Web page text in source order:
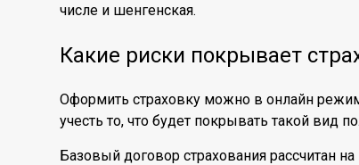
числе и шенгенская.
Какие риски покрывает
Оформить страховку можно в онлайн
учесть то, что будет покрывать такой вид
Базовый договор страхования рассчитан